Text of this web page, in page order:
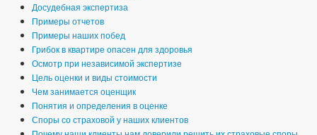
Досудебная экспертиза
Примеры отчетов
Примеры наших побед
Грибок в квартире опасен для здоровья
Осмотр при независимой экспертизе
Цель оценки и виды стоимости
Чем занимается оценщик
Понятия и определения в оценке
Споры со страховой у наших клиентов